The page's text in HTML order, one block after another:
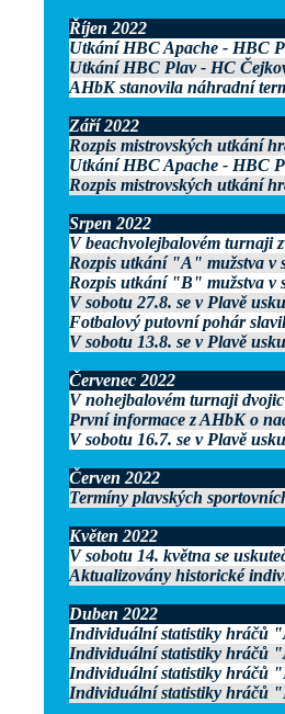
Říjen 2022
Utkání HBC Apache - HBC
Utkání HBC Plav - HC
AHbK stanovila náhradní
Září 2022
Rozpis mistrovských utkání
Utkání HBC Apache - HBC
Rozpis mistrovských utkání
Srpen 2022
V beachvolejbalovém turnaji
Rozpis utkání "A" mužstva v
Rozpis utkání "B" mužstva v
V sobotu 27.8. se v Plavě
Fotbalový putovní pohár
V sobotu 13.8. se v Plavě
Červenec 2022
V nohejbalovém turnaji
První informace z AHbK o
V sobotu 16.7. se v Plavě
Červen 2022
Termíny plavských
Květen 2022
V sobotu 14. května se
Aktualizovány historické
Duben 2022
Individuální statistiky hráčů
Individuální statistiky hráčů
Individuální statistiky hráčů
Individuální statistiky hráčů